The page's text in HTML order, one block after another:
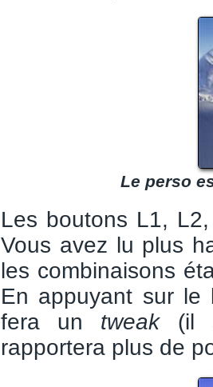
Le perso
Les boutons L1,
Vous avez lu plus
les combinaisons
En appuyant sur le
fera un tweak(il
rapportera plus de